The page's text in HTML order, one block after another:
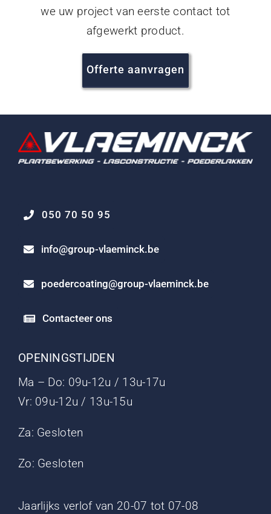
we uw project van eerste contact tot
afgewerkt product.
Offerte aanvragen
050 70 50 95
info@group-vlaeminck.be
poedercoating@group-vlaeminck.be
Contacteer ons
OPENINGSTIJDEN
Ma – Do: 09u-12u / 13u-17u
Vr: 09u-12u / 13u-15u
Za: Gesloten
Zo: Gesloten
Jaarlijks verlof van 20-07 tot 07-08